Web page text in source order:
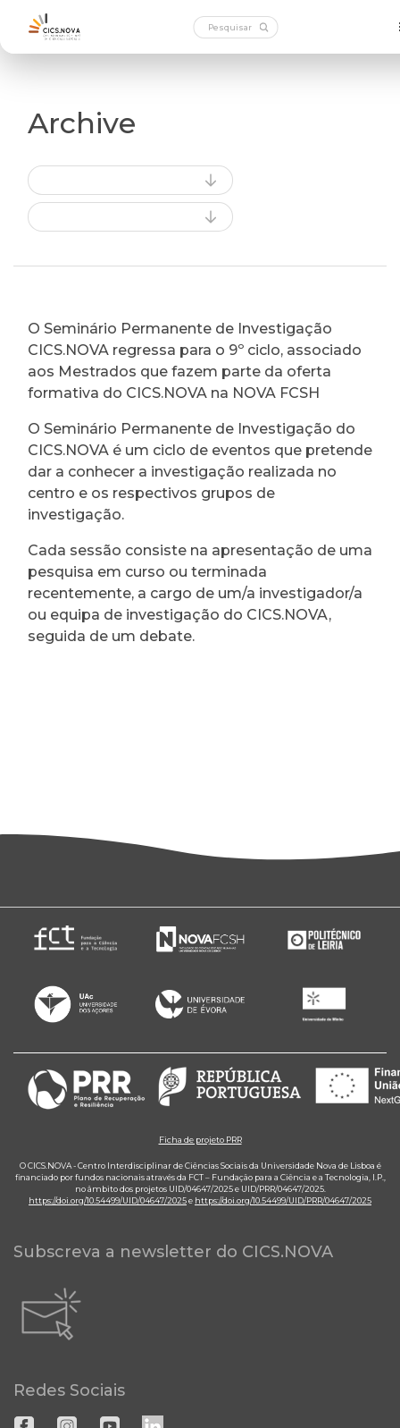
Archive
O Seminário Permanente de Investigação
CICS.NOVA regressa para o 9º ciclo, associado
aos Mestrados que fazem parte da oferta
formativa do CICS.NOVA na NOVA FCSH
O Seminário Permanente de Investigação do
CICS.NOVA é um ciclo de eventos que pretende
dar a conhecer a investigação realizada no
centro e os respectivos grupos de
investigação.
Cada sessão consiste na apresentação de uma
pesquisa em curso ou terminada
recentemente, a cargo de um/a investigador/a
ou equipa de investigação do CICS.NOVA,
seguida de um debate.
Ficha de projeto PRR
O CICS.NOVA - Centro Interdisciplinar de Ciências Sociais da Universidade Nova de Lisboa é
financiado por fundos nacionais através da FCT – Fundação para a Ciência e a Tecnologia, I.P.,
no âmbito dos projetos UID/04647/2025 e UID/PRR/04647/2025.
https://doi.org/10.54499/UID/04647/2025e https://doi.org/10.54499/UID/PRR/04647/2025
Subscreva a newsletter do CICS.NOVA
Redes Sociais